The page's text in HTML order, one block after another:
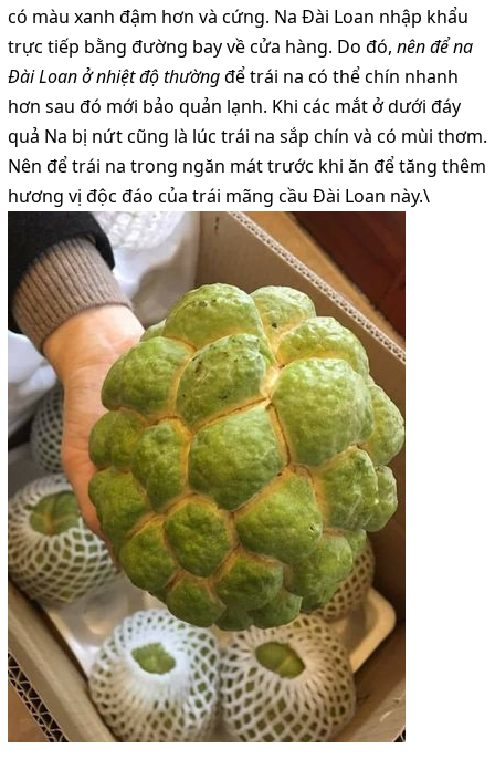
có màu xanh đậm hơn và cứng. Na Đài Loan nhập khẩu
trực tiếp bằng đường bay về cửa hàng. Do đó, nên để na
Đài Loan ở nhiệt độ thườngđể trái na có thể chín nhanh
hơn sau đó mới bảo quản lạnh. Khi các mắt ở dưới đáy
quả Na bị nứt cũng là lúc trái na sắp chín và có mùi thơm.
Nên để trái na trong ngăn mát trước khi ăn để tăng thêm
hương vị độc đáo của trái mãng cầu Đài Loan này.\